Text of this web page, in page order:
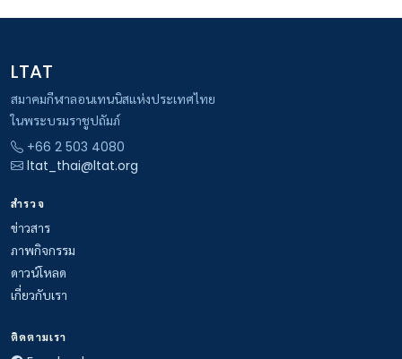
LTAT
สมาคมกีฬาลอนเทนนิสแห่งประเทศไทย
ในพระบรมราชูปถัมภ์
+66 2 503 4080
ltat_thai@ltat.org
สำรวจ
ข่าวสาร
ภาพกิจกรรม
ดาวน์โหลด
เกี่ยวกับเรา
ติดตามเรา